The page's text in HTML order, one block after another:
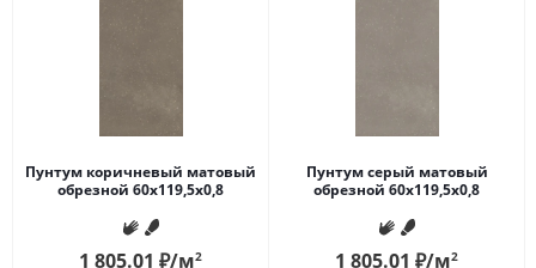
Пунтум коричневый матовый
обрезной 60x119,5x0,8
1 805.01 ₽/м2
Пунтум серый матовый
обрезной 60x119,5x0,8
1 805.01 ₽/м2